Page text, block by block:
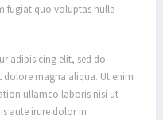
fugiat quo voluptas nulla
adipisicing elit, sed do
magna aliqua. Ut enim
ullamco laboris nisi ut
aute irure dolor in